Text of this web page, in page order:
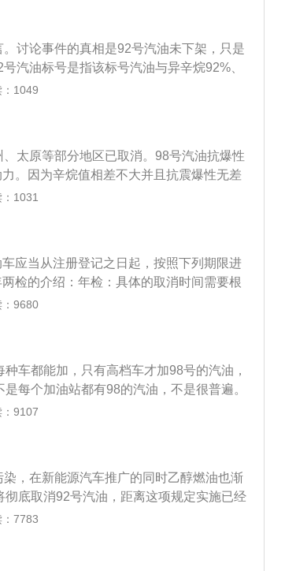
第十六条机动车应当从注册登记之日起，
货汽车和大型、中型非营运载客汽车10年
月检验1次；（五）拖拉机和其他机动车
限内经安全技术检验合格的，不再重复
准备好车主的身份证、车辆的行驶证、
个月或者一个月预约去年审，不要等快到
内的应急用品有没有齐全，不齐全要及时
讨论事件的真相是92号汽油未下架，只是
汽油标号是指该标号汽油与异辛烷92%、
，辛烷值为92；现在的车用乙醇汽油可
汽油，不能片面的理解为取消92号汽油。
新型汽油，只不过这种新型汽油并不是什
的车用乙醇汽油。2、随着我国经济的飞
为了应对日益严峻的能源危机，相关科研
烧效率等新方法，缓解日益严重的能源缺
是汽油，而且标号方式也是与目前我们
油“辛烷值”分成不同的牌号，区别是车用
字母E，标志为“E92乙醇汽油92号”、“E95
：1049
太原等部分地区已取消。98号汽油抗爆性
。因为辛烷值相差不大并且抗震爆性无差
汽油取代。98号汽油不是每种车都能加，
易挥发，损耗大，难存储，且价格高需求
其辛烷值与98%的异辛烷和2%的正庚烷
应采用高辛烷值汽油，若压缩比高而用低
震爆、耗油及行驶无力等现象。相比其他
值高，可以提供更强大的动力。
：1031
应当从注册登记之日起，按照下列期限进
检的介绍：年检：具体的取消时间需要根
册登记之日起，按照规定期限进行安全技
时消除车辆安全隐患，督促加强汽车的维
：9680
车都能加，只有高档车才加98号的汽油，
每个加油站都有98的汽油，不是很普遍。
和2%的正庚烷混合物相等的汽油。98号
辛烷值汽油，若压缩比高而用低辛烷值汽
油及行驶无力等现象。相比其他标号的汽
以提供更强大的动力。但也由于其标号
族汽油”。标准：国家对车用汽油有严格
（俗称汽油标号），同时对汽油各种化学
门导管部位。在选用汽油标号时，还要考
：9107
，在新能源汽车推广的同时乙醇燃油也渐
底取消92号汽油，距离这项规定实施已经
替92号汽油。关于92号汽油的更多介绍如
。2、介绍二：车辆的燃油标准是根据国
：7783